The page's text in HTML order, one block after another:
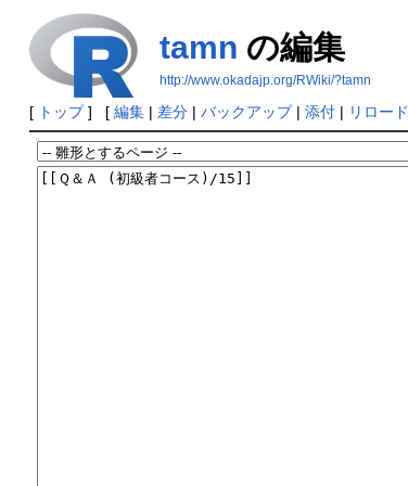
tamn の編集
http://www.okadajp.org/RWiki/?tamn
[ トップ] [ 編集| 差分| バックアップ| 添付| リロード